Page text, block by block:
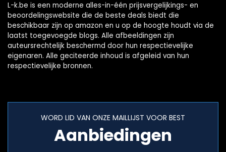
L-k.be is een moderne alles-in-één prijsvergelijkings- en
beoordelingswebsite die de beste deals biedt die
beschikbaar zijn op amazon en u op de hoogte houdt via de
laatst toegevoegde blogs. Alle afbeeldingen zijn
auteursrechtelijk beschermd door hun respectievelijke
eigenaren. Alle geciteerde inhoud is afgeleid van hun
respectievelijke bronnen.
WORD LID VAN ONZE MAILLIJST VOOR BEST
Aanbiedingen